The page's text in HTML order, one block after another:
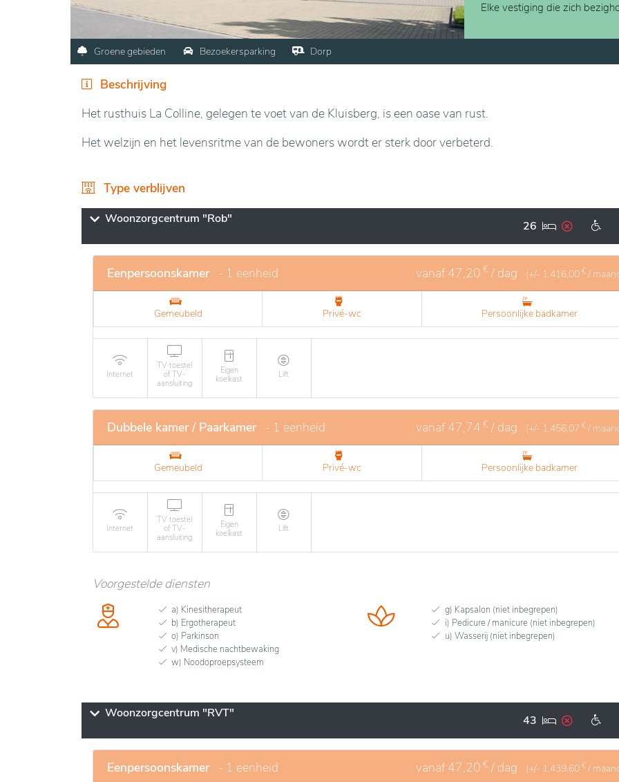
Elke vestiging die zich
Groene gebieden Bezoekersparking Dorp
Beschrijving
Het rusthuis La Colline, gelegen te voet van de Kluisberg, is een oase van rust.
Het welzijn en het levensritme van de bewoners wordt er sterk door verbeterd.
Type verblijven
Woonzorgcentrum "Rob" 26
Eenpersoonskamer - 1 eenheid vanaf47,20 € / dag (+/- 1.416,00 € /
Gemeubeld Privé-wc Persoonlijke badkamer
Internet
TV toestel
of TV-
aansluiting
Eigen
koelkast
Lift
Dubbele kamer / Paarkamer - 1 eenheid vanaf47,74 € / dag (+/- 1.456,07 € /
Gemeubeld Privé-wc Persoonlijke badkamer
Internet
TV toestel
of TV-
aansluiting
Eigen
koelkast
Lift
Voorgestelde diensten
a) Kinesitherapeut
b) Ergotherapeut
o) Parkinson
v) Medische nachtbewaking
w) Noodoproepsysteem
g) Kapsalon (niet inbegrepen)
i) Pedicure / manicure (niet inbegrepen)
u) Wasserij (niet inbegrepen)
Woonzorgcentrum "RVT" 43
Eenpersoonskamer - 1 eenheid vanaf47,20 € / dag (+/- 1.439,60 € /